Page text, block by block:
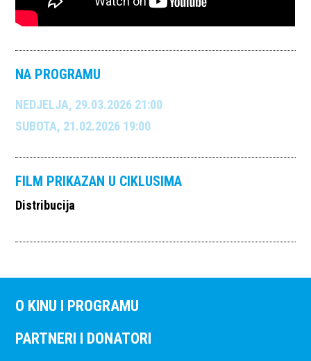
NA PROGRAMU
NEDJELJA, 29.03.2026 21:00
SUBOTA, 21.02.2026 19:00
FILM PRIKAZAN U CIKLUSIMA
Distribucija
O KINU I PROGRAMU
PARTNERI I DONATORI